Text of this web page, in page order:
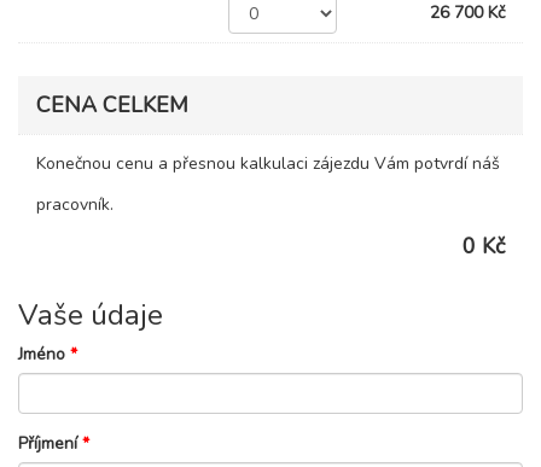
26 700 Kč
CENA CELKEM
Konečnou cenu a přesnou kalkulaci zájezdu Vám potvrdí náš
pracovník.
0 Kč
Vaše údaje
Jméno *
Příjmení*